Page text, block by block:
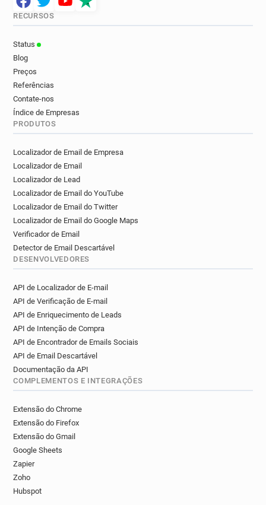
RECURSOS
Status
Blog
Preços
Referências
Contate-nos
Índice de Empresas
PRODUTOS
Localizador de Email de Empresa
Localizador de Email
Localizador de Lead
Localizador de Email do YouTube
Localizador de Email do Twitter
Localizador de Email do Google Maps
Verificador de Email
Detector de Email Descartável
DESENVOLVEDORES
API de Localizador de E-mail
API de Verificação de E-mail
API de Enriquecimento de Leads
API de Intenção de Compra
API de Encontrador de Emails Sociais
API de Email Descartável
Documentação da API
COMPLEMENTOS E INTEGRAÇÕES
Extensão do Chrome
Extensão do Firefox
Extensão do Gmail
Google Sheets
Zapier
Zoho
Hubspot